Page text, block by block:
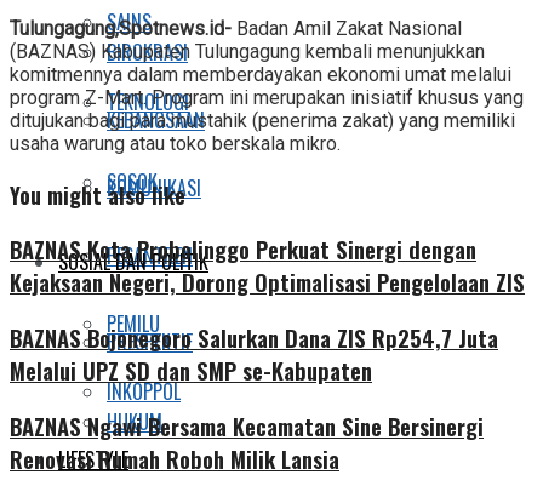
BIROKRASI
KEBANGSAAN
KOMUNIKASI
PESANTREN
PEMILU
INKOPPOL
LIFESTYLE
SAINS
TEKNOLOGI
SOSOK
SOSIAL DAN POLITIK
PRESPEKTIF
HUKUM
Share
Tulungagung,Spotnews.id- Badan Amil Zakat Nasional
(BAZNAS) Kabupaten Tulungagung kembali menunjukkan
komitmennya dalam memberdayakan ekonomi umat melalui
program Z-Mart. Program ini merupakan inisiatif khusus yang
ditujukan bagi para mustahik (penerima zakat) yang memiliki
usaha warung atau toko berskala mikro.
You might also like
BAZNAS Kota Probolinggo Perkuat Sinergi dengan
Kejaksaan Negeri, Dorong Optimalisasi Pengelolaan ZIS
BAZNAS Bojonegoro Salurkan Dana ZIS Rp254,7 Juta
Melalui UPZ SD dan SMP se-Kabupaten
BAZNAS Ngawi Bersama Kecamatan Sine Bersinergi
Renovasi Rumah Roboh Milik Lansia